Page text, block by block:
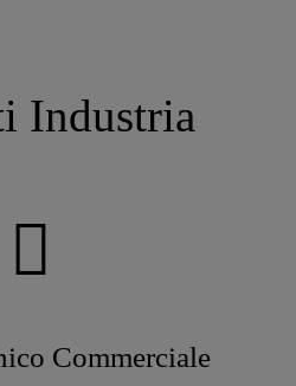
Industria
Commerciale